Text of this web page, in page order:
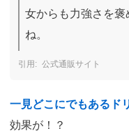
女からも力強さを
ね。
公式通販サイト
一見どこにでもあるド
効果が！？